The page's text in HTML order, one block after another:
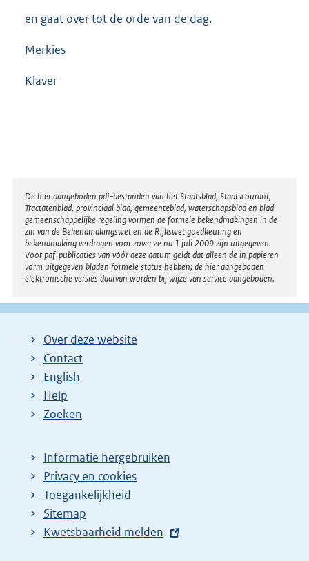
en gaat over tot de orde van de dag.
Merkies
Klaver
Disclaimer
De hier aangeboden pdf-bestanden van het Staatsblad, Staatscourant,
Tractatenblad, provinciaal blad, gemeenteblad, waterschapsblad en blad
gemeenschappelijke regeling vormen de formele bekendmakingen in de
zin van de Bekendmakingswet en de Rijkswet goedkeuring en
bekendmaking verdragen voor zover ze na 1 juli 2009 zijn uitgegeven.
Voor pdf-publicaties van vóór deze datum geldt dat alleen de in papieren
vorm uitgegeven bladen formele status hebben; de hier aangeboden
elektronische versies daarvan worden bij wijze van service aangeboden.
Over deze website
Contact
English
Help
Zoeken
Informatie hergebruiken
Privacy en cookies
Toegankelijkheid
Sitemap
E
Kwetsbaarheid melden